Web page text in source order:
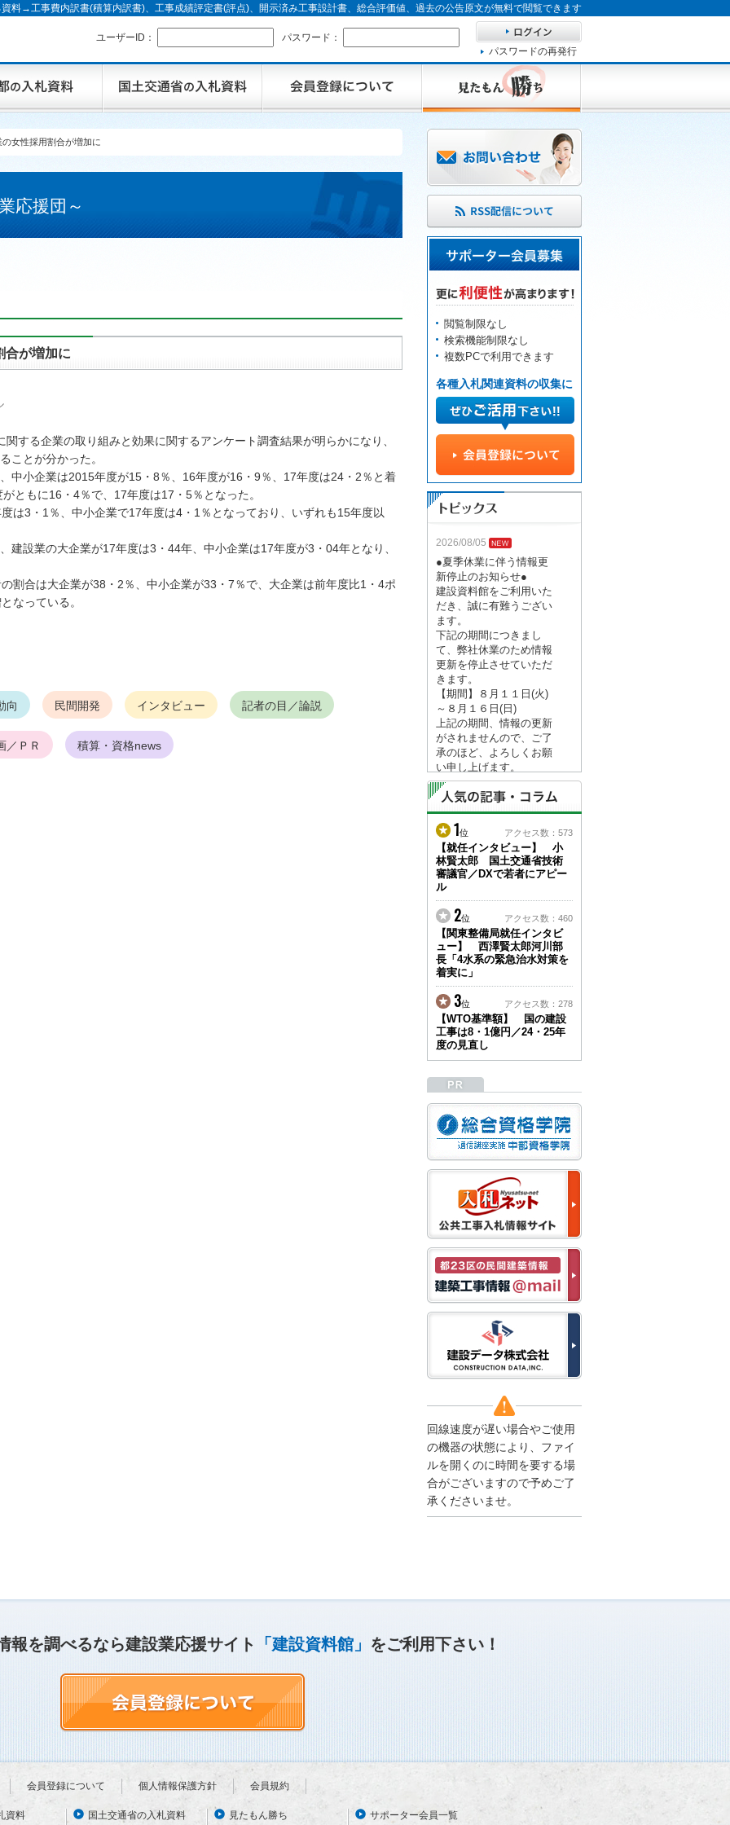
資料→工事費内訳書(積算内訳書)、工事成績評定書(評点)、開示済み工事設計書、総合評価値、過去の公告原文が無料で閲覧できます
ユーザーID：
パスワード：
パスワードの再発行
女性採用割合が増加に
応援団～
合が増加に
する企業の取り組みと効果に関するアンケート調査結果が明らかになり、
ことが分かった。
中小企業は2015年度が15・8％、16年度が16・9％、17年度は24・2％と着
ともに16・4％で、17年度は17・5％となった。
は3・1％、中小企業で17年度は4・1％となっており、いずれも15年度以
設業の大企業が17年度は3・44年、中小企業は17年度が3・04年となり、
割合は大企業が38・2％、中小企業が33・7％で、大企業は前年度比1・4ポ
なっている。
向 民間開発 インタビュー 記者の目／論説
／ＰＲ 積算・資格news
閲覧制限なし
検索機能制限なし
複数PCで利用できます
各種入札関連資料の収集に
2026/08/05
●夏季休業に伴う情報更
新停止のお知らせ●
建設資料館をご利用いた
だき、誠に有難うござい
ます。
下記の期間につきまし
て、弊社休業のため情報
更新を停止させていただ
きます。
【期間】８月１１日(火)
～８月１６日(日)
上記の期間、情報の更新
がされませんので、ご了
承のほど、よろしくお願
い申し上げます。
なお、情報は８月１７日
(月)より登録されます。
2026/04/23
●ゴールデンウィークに
伴う情報更新停止のお知
らせ(05/02～05/10)●
ユーザー各位
建設資料館をご利用いた
だき、誠に有難うござい
ます。
下記の期間につきまし
て、弊社休業のため情報
更新を停止させていただ
きます。
【期間】５月２日(土)～
５月１０日(日)
上記の期間、情報の更新
がされませんので、ご了
い申し上げます。
から通常通り運営いたし
ます。
2025/12/22
●年末年始に伴う情報更
新停止のお知らせ●
建設資料館をご利用いた
だき、誠に有難うござい
ます。
下記の期間につきまし
て、弊社休業のため情報
更新を停止させていただ
きます。
【期間】１２月２７日
(土)～１月４日(日)
上記の期間、情報の更新
がされませんので、ご了
承のほど、よろしくお願
なお、情報は１月５日
(月)より登録されます。
2025/08/04
●夏季休業に伴う情報更
新停止のお知らせ●
建設資料館をご利用いた
だき、誠に有難うござい
がされませんので、ご了
承のほど、よろしくお願
伴う情報更新停止のお知
らせ(04/26～04/29、05/0
ユーザー各位
1位 アクセス数：573
【就任インタビュー】 小
林賢太郎 国土交通省技術
審議官／DXで若者にアピー
ル
2位 アクセス数：460
【関東整備局就任インタビ
ュー】 西澤賢太郎河川部
長「4水系の緊急治水対策を
着実に」
3位 アクセス数：278
【WTO基準額】 国の建設
工事は8・1億円／24・25年
度の見直し
回線速度が遅い場合やご使用
の機器の状態により、ファイ
ルを開くのに時間を要する場
合がございますので予めご了
承くださいませ。
報を調べるなら建設業応援サイト 「建設資料館」 をご利用下さい！
会員登録について 個人情報保護方針 会員規約
資料 国土交通省の入札資料 見たもん勝ち サポーター会員一覧